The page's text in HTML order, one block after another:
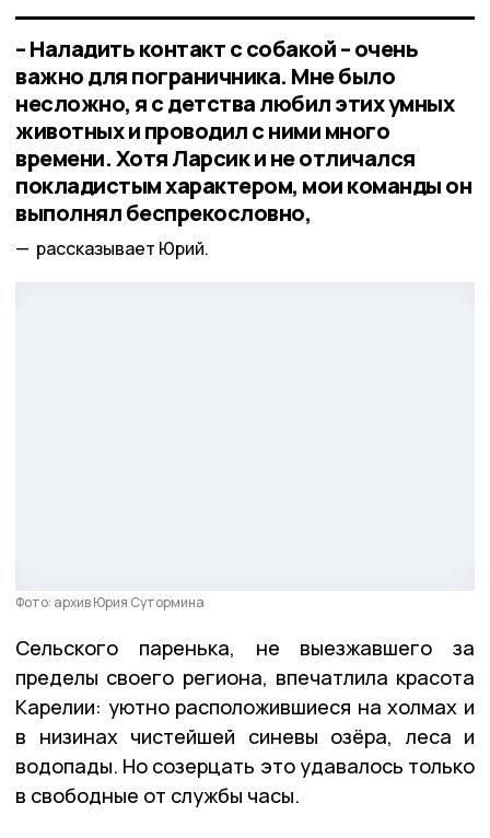
– Наладить контакт с собакой – очень
важно для пограничника. Мне было
несложно, я с детства любил этих умных
животных и проводил с ними много
времени. Хотя Ларсик и не отличался
покладистым характером, мои команды он
выполнял беспрекословно,
рассказывает Юрий.
Фото: архив Юрия Сутормина
Сельского паренька, не выезжавшего за
пределы своего региона, впечатлила красота
Карелии: уютно расположившиеся на холмах и
в низинах чистейшей синевы озёра, леса и
водопады. Но созерцать это удавалось только
в свободные от службы часы.